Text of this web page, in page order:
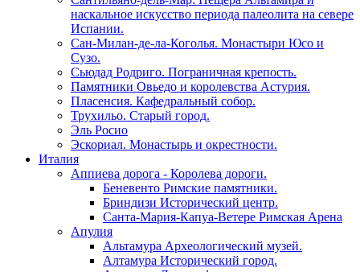
наскальное искусство периода палеолита на севере
Испании.
Сан-Милан-де-ла-Коголья. Монастыри Юсо и
Сузо.
Сьюдад Родриго. Пограничная крепость.
Памятники Овьедо и королевства Астурия.
Пласенсия. Кафедральный собор.
Трухильо. Старый город.
Эль Росио
Эскориал. Монастырь и окрестности.
Италия
Аппиева дорога - Королева дороги.
Беневенто Римские памятники.
Бриндизи Исторический центр.
Санта-Мария-Капуа-Ветере Римская Арена
Апулия
Альтамура Археологический музей.
Алтамура Исторический город.